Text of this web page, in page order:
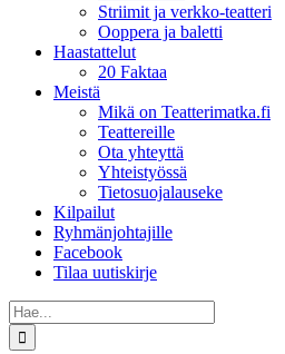
Striimit ja verkko-teatteri
Ooppera ja baletti
Haastattelut
20 Faktaa
Meistä
Mikä on Teatterimatka.fi
Teattereille
Ota yhteyttä
Yhteistyössä
Tietosuojalauseke
Kilpailut
Ryhmänjohtajille
Facebook
Tilaa uutiskirje
Etsi
...